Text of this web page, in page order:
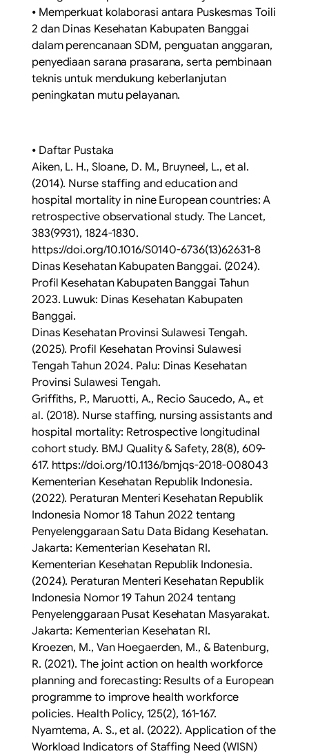
⦁ Memperkuat kolaborasi antara Puskesmas Toili
2 dan Dinas Kesehatan Kabupaten Banggai
dalam perencanaan SDM, penguatan anggaran,
penyediaan sarana prasarana, serta pembinaan
teknis untuk mendukung keberlanjutan
peningkatan mutu pelayanan.
⦁ Daftar Pustaka
Aiken, L. H., Sloane, D. M., Bruyneel, L., et al.
(2014). Nurse staffing and education and
hospital mortality in nine European countries: A
retrospective observational study. The Lancet,
383(9931), 1824-1830.
https://doi.org/10.1016/S0140-6736(13)62631-8
Dinas Kesehatan Kabupaten Banggai. (2024).
Profil Kesehatan Kabupaten Banggai Tahun
2023. Luwuk: Dinas Kesehatan Kabupaten
Banggai.
Dinas Kesehatan Provinsi Sulawesi Tengah.
(2025). Profil Kesehatan Provinsi Sulawesi
Tengah Tahun 2024. Palu: Dinas Kesehatan
Provinsi Sulawesi Tengah.
Griffiths, P., Maruotti, A., Recio Saucedo, A., et
al. (2018). Nurse staffing, nursing assistants and
hospital mortality: Retrospective longitudinal
cohort study. BMJ Quality & Safety, 28(8), 609-
617. https://doi.org/10.1136/bmjqs-2018-008043
Kementerian Kesehatan Republik Indonesia.
(2022). Peraturan Menteri Kesehatan Republik
Indonesia Nomor 18 Tahun 2022 tentang
Penyelenggaraan Satu Data Bidang Kesehatan.
Jakarta: Kementerian Kesehatan RI.
Kementerian Kesehatan Republik Indonesia.
(2024). Peraturan Menteri Kesehatan Republik
Indonesia Nomor 19 Tahun 2024 tentang
Penyelenggaraan Pusat Kesehatan Masyarakat.
Jakarta: Kementerian Kesehatan RI.
Kroezen, M., Van Hoegaerden, M., & Batenburg,
R. (2021). The joint action on health workforce
planning and forecasting: Results of a European
programme to improve health workforce
policies. Health Policy, 125(2), 161-167.
Nyamtema, A. S., et al. (2022). Application of the
Workload Indicators of Staffing Need (WISN)